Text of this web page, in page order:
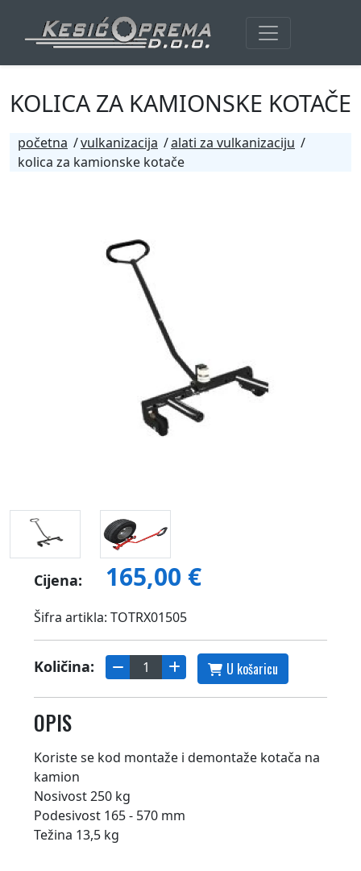
KOLICA ZA KAMIONSKE KOTAČE
početna vulkanizacija
alati za vulkanizaciju
kolica za kamionske kotače
Cijena: 165,00 €
Šifra artikla: TOTRX01505
Količina: U košaricu
OPIS
Koriste se kod montaže i demontaže kotača na
kamion
Nosivost 250 kg
Podesivost 165 - 570 mm
Težina 13,5 kg